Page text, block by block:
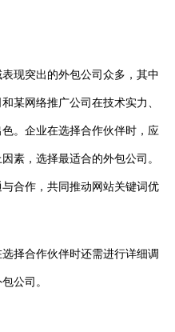
现突出的外包公司众多，其中
某网络推广公司在技术实力、
。企业在选择合作伙伴时，应
素，选择最适合的外包公司。
合作，共同推动网站关键词优
择合作伙伴时还需进行详细调
公司。